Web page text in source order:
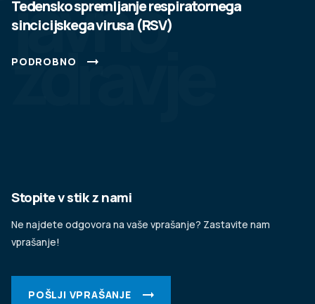
javno
zdravje
Tedensko spremljanje respiratornega
sincicijskega virusa (RSV)
PODROBNO
Stopite v stik z nami
Ne najdete odgovora na vaše vprašanje? Zastavite nam
vprašanje!
POŠLJI VPRAŠANJE